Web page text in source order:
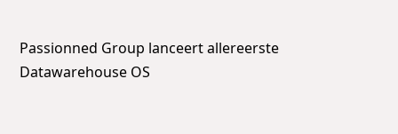
Passionned Group lanceert allereerste
Datawarehouse OS